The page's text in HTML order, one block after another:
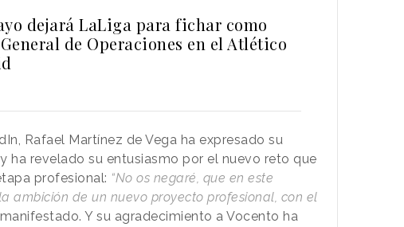
dejará LaLiga para fichar como
de Operaciones en el Atlético
Rafael Martínez de Vega ha expresado su
ha revelado su entusiasmo por el nuevo reto que
profesional: “No os negaré, que en este
ambición de un nuevo proyecto profesional, con el
Y su agradecimiento a Vocento ha